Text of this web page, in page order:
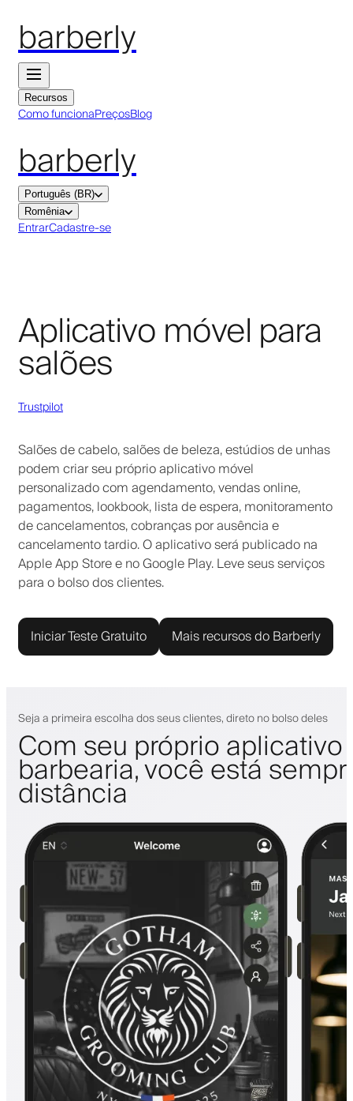
barberly
Recursos
Como funcionaPreçosBlog
barberly
Português (BR)
Romênia
EntrarCadastre-se
Aplicativo móvel para
salões
Trustpilot
Salões de cabelo, salões de beleza, estúdios de unhas
podem criar seu próprio aplicativo móvel
personalizado com agendamento, vendas online,
pagamentos, lookbook, lista de espera, monitoramento
de cancelamentos, cobranças por ausência e
cancelamento tardio. O aplicativo será publicado na
Apple App Store e no Google Play. Leve seus serviços
para o bolso dos clientes.
Iniciar Teste Gratuito Mais recursos do Barberly
Seja a primeira escolha dos seus clientes, direto no bolso deles
Com seu próprio
barbearia, você está
distância